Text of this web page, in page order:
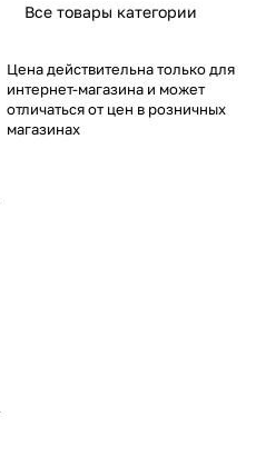
Все товары категории
Цена действительна только для
интернет-магазина и может
отличаться от цен в розничных
магазинах